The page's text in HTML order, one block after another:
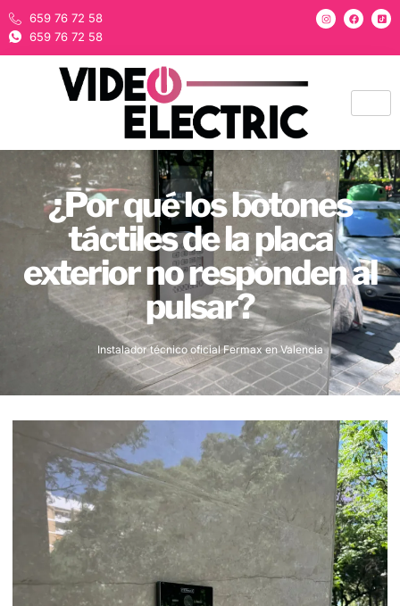
659 76 72 58
659 76 72 58
¿Por qué los botones
táctiles de la placa
exterior no responden al
pulsar?
Instalador técnico oficial Fermax en Valencia